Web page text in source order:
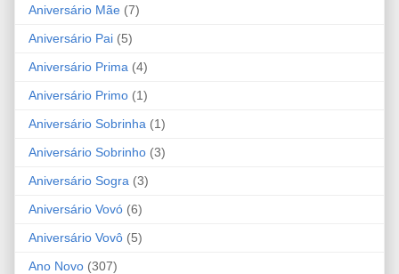
Aniversário Mãe (7)
Aniversário Pai (5)
Aniversário Prima (4)
Aniversário Primo (1)
Aniversário Sobrinha (1)
Aniversário Sobrinho (3)
Aniversário Sogra (3)
Aniversário Vovó (6)
Aniversário Vovô (5)
Ano Novo (307)